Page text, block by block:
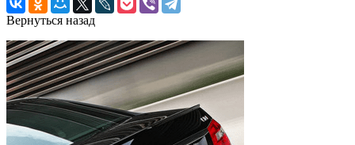
Вернуться назад